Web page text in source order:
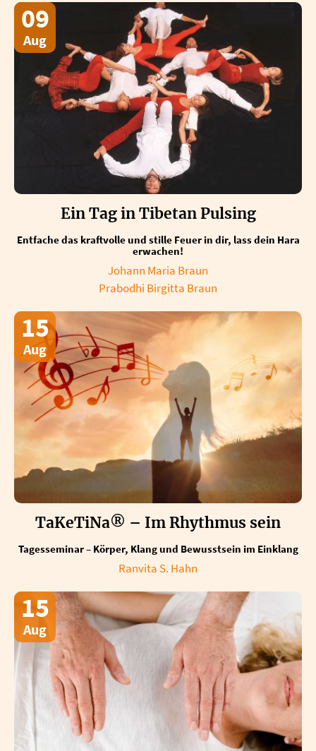
09
Aug
Ein Tag in Tibetan Pulsing
Entfache das kraftvolle und stille Feuer in dir, lass dein Hara
erwachen!
Johann Maria Braun
Prabodhi Birgitta Braun
15
Aug
TaKeTiNa® – Im Rhythmus sein
Tagesseminar – Körper, Klang und Bewusstsein im Einklang
Ranvita S. Hahn
15
Aug